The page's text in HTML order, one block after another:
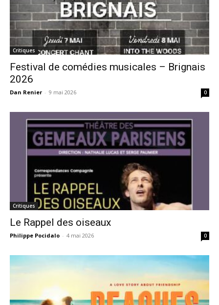
Critiques
Festival de comédies musicales – Brignais
2026
Dan Renier - 9 mai 2026 0
Critiques
Le Rappel des oiseaux
Philippe Pocidalo - 4 mai 2026 0